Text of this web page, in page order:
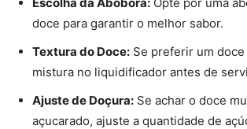
doce para garantir o melhor sabor.
Textura do Doce: Se preferir um
mistura no liquidificador antes de
Ajuste de Doçura: Se achar o doce
açucarado, ajuste a quantidade de